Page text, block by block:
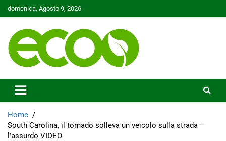
Skip
to
domenica, Agosto 9, 2026
Ecoo.it
Home
South Carolina, il tornado solleva un veicolo sulla strada –
l’assurdo VIDEO